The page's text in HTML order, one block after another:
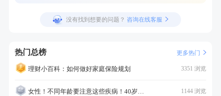
没有找到想要的问题？ 咨询在线客服
热门总榜 更多热门
理财小百科：如何做好家庭保险规划 3351 浏览
女性！不同年龄要注意这些疾病！40岁的这个疾病最需要注意！ 1144 浏览